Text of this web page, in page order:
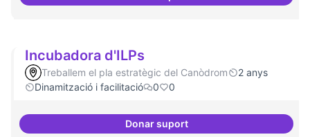
Incubadora d'ILPs
Treballem el pla estratègic del Canòdrom
2 anys
Dinamització i facilitació
0 0
Donar suportIncubadora d'ILPs